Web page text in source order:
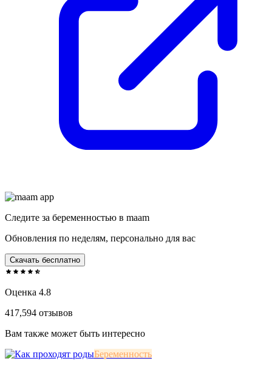
Следите за беременностью в maam
Обновления по неделям, персонально для вас
Скачать бесплатно
Оценка 4.8
417,594 отзывов
Вам также может быть интересно
Беременность